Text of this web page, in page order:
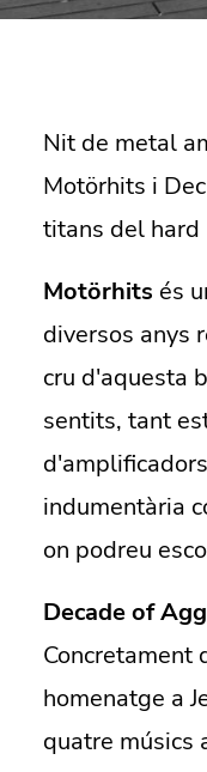
Nit de metal
Motörhits i
titans del
Motörhits és
diversos anys
cru d'aquesta
sentits, tant
indumentària
on podreu
Decade of
Concretament
homenatge a
quatre músics